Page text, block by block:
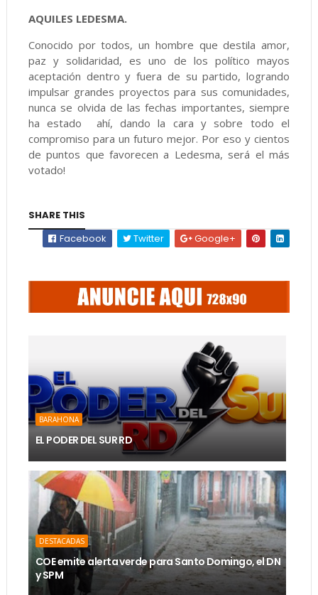
AQUILES LEDESMA.
Conocido por todos, un hombre que destila amor,
paz y solidaridad, es uno de los político mayos
aceptación dentro y fuera de su partido, logrando
impulsar grandes proyectos para sus comunidades,
nunca se olvida de las fechas importantes, siempre
ha estado ahí, dando la cara y sobre todo el
compromiso para un futuro mejor. Por eso y cientos
de puntos que favorecen a Ledesma, será el más
votado!
SHARE THIS
Facebook
Twitter Google+
BARAHONA
EL PODER DEL SUR RD
DESTACADAS
COE emite alerta verde para Santo Domingo, el DN
y SPM